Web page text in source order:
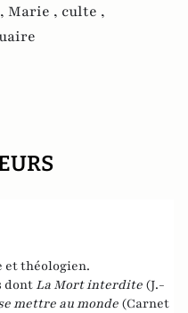
Marie , culte ,
et théologien.
dont La Mort interdite (J.-
mettre au monde (Carnet